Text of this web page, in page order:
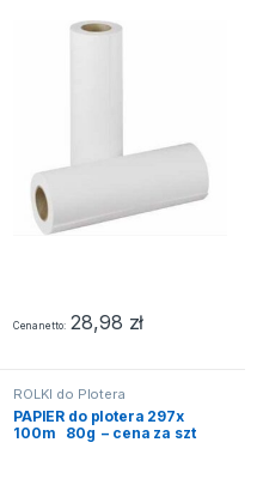
Cena netto 28,98 zł
ROLKI do Plotera
PAPIER do plotera 297x
100m 80g – cena za szt